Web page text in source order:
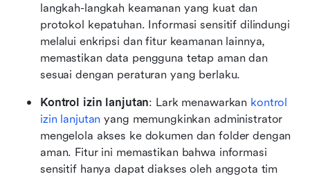
langkah-langkah keamanan yang kuat dan
protokol kepatuhan. Informasi sensitif dilindungi
melalui enkripsi dan fitur keamanan lainnya,
memastikan data pengguna tetap aman dan
sesuai dengan peraturan yang berlaku.
Kontrol izin lanjutan: Lark menawarkan kontrol
izin lanjutan yang memungkinkan administrator
mengelola akses ke dokumen dan folder dengan
aman. Fitur ini memastikan bahwa informasi
sensitif hanya dapat diakses oleh anggota tim